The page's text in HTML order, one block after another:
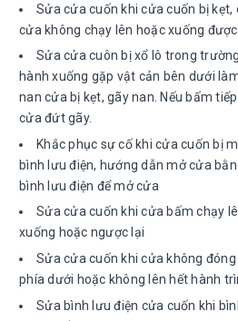
Sửa cửa cuốn khi cửa cuốn bị
cửa không chạy lên hoặc xuống được
Sửa cửa cuôn bị xổ lô trong
hành xuống gặp vật cản bên dưới
nan cửa bị kẹt, gãy nan. Nếu bấm
cửa đứt gãy.
Khắc phục sự cố khi cửa cuốn bị
bình lưu điện, hướng dẫn mở cửa
bình lưu điện để mở cửa
Sửa cửa cuốn khi cửa bấm chạy
xuống hoặc ngược lại
Sửa cửa cuốn khi cửa không
phía dưới hoặc không lên hết hành
Sửa bình lưu điện cửa cuốn khi